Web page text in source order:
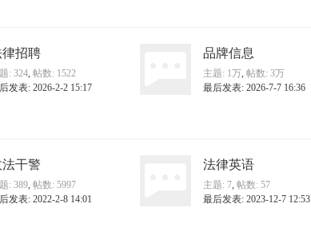
律招聘
: 324, 帖数: 1522
发表: 2026-2-2 15:17
品牌信息
主题: 1万, 帖数: 3万
最后发表: 2026-7-7 16:36
干警
: 389, 帖数: 5997
发表: 2022-2-8 14:01
法律英语
主题: 7, 帖数: 57
最后发表: 2023-12-7 12:53